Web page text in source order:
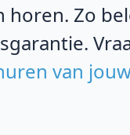
horen. Zo
van jouw